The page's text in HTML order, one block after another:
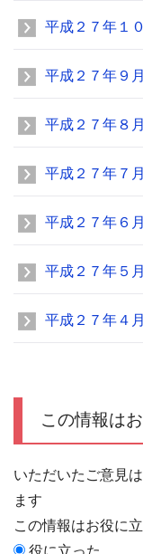
平成２７年１
平成２７年９
平成２７年８
平成２７年７
平成２７年６
平成２７年５
平成２７年４
この情報は
いただいたご意見
ます
この情報はお役に
役に立った